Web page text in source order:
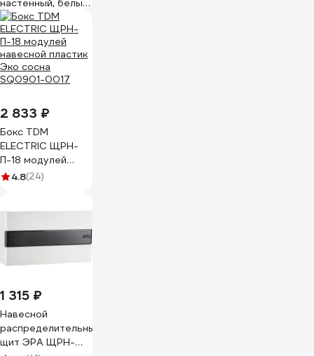
настенный, белый,
с тонированной
дверцей, с 2 шин.
PEN на 8 10 отв. 1
ШТ F18W1WDDIY
2 833 ₽
Бокс TDM
ELECTRIC ЩРН-
П-18 модулей
навесной пластик
4.8(24)
1 315 ₽
Навесной
распределительный
щит ЭРА ЩРН-